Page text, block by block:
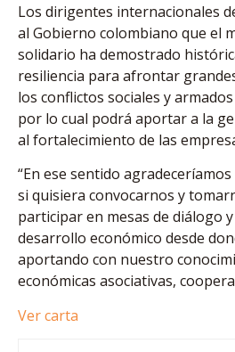
Los dirigentes internacionales
al Gobierno colombiano que el
solidario ha demostrado
resiliencia para afrontar
los conflictos sociales y
por lo cual podrá aportar a la
al fortalecimiento de las
“En ese sentido
si quisiera convocarnos y
participar en mesas de diálogo
desarrollo económico desde
aportando con nuestro
económicas asociativas,
Ver carta